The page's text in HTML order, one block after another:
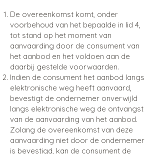
De overeenkomst komt, onder
voorbehoud van het bepaalde in lid 4,
tot stand op het moment van
aanvaarding door de consument van
het aanbod en het voldoen aan de
daarbij gestelde voorwaarden.
Indien de consument het aanbod langs
elektronische weg heeft aanvaard,
bevestigt de ondernemer onverwijld
langs elektronische weg de ontvangst
van de aanvaarding van het aanbod.
Zolang de overeenkomst van deze
aanvaarding niet door de ondernemer
is bevestigd, kan de consument de